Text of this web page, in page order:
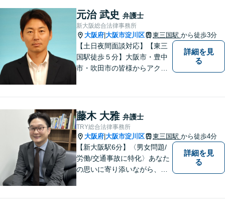
元治 武史 弁護士
新大阪総合法律事務所
大阪府 大阪市淀川区 東三国駅 から徒歩3分
【土日夜間面談対応】【東三
国駅徒歩５分】大阪市・豊中
市・吹田市の皆様からアクセ
詳細を見
る
藤木 大雅 弁護士
TRY総合法律事務所
大阪府 大阪市淀川区 東三国駅 から徒歩4分
【新大阪駅6分】〈男女問題/
労働/交通事故に特化〉あなた
の思いに寄り添いながら、明
詳細を見
る